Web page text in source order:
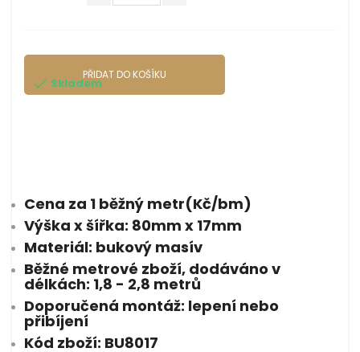
PŘIDAT DO KOŠÍKU
 Skladem
Cena za 1 běžný metr(Kč/bm)
Výška x šířka: 80mm x 17mm
Materiál: bukový masív
Běžné metrové zboží, dodáváno v
délkách: 1,8 - 2,8 metrů
Doporučená montáž: lepení nebo
přibíjení
Kód zboží: BU8017